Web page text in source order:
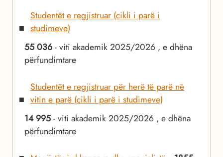
Studentët e regjistruar (cikli i parë i
studimeve)
55 036- viti akademik 2025/2026 , e dhëna
përfundimtare
Studentët e regjistruar për herë të parë në
vitin e parë (cikli i parë i studimeve)
14 995- viti akademik 2025/2026 , e dhëna
përfundimtare